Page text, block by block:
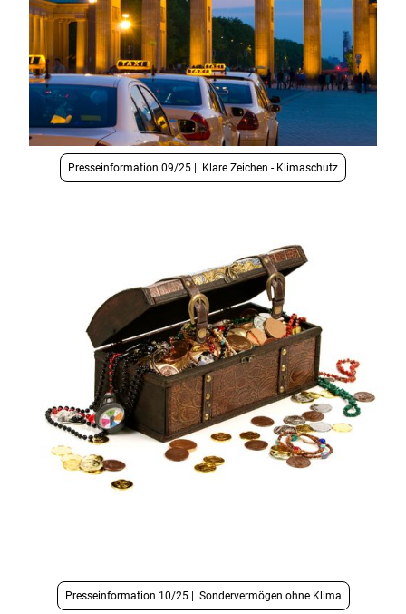
Presseinformation 09/25 | Klare Zeichen - Klimaschutz
Presseinformation 10/25 | Sondervermögen ohne Klima